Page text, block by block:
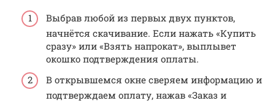
Выбрав любой из первых двух пунктов,
начнётся скачивание. Если нажать «Купить
сразу» или «Взять напрокат», выплывет
окошко подтверждения оплаты.
В открывшемся окне сверяем информацию и
подтверждаем оплату, нажав «Заказ и